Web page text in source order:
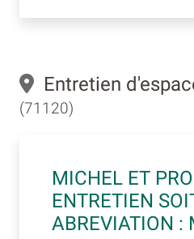
Entretien
(71120)
MICHEL ET
ENTRETIEN
ABREVIATION :